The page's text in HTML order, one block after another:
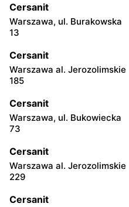
Cersanit
Warszawa, ul. Burakowska
13
Cersanit
Warszawa al. Jerozolimskie
185
Cersanit
Warszawa, ul. Bukowiecka
73
Cersanit
Warszawa al. Jerozolimskie
229
Cersanit